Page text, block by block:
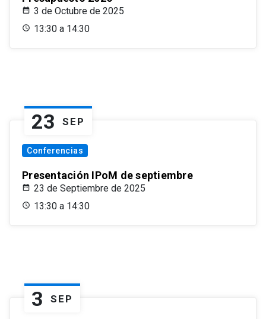
3 de Octubre de 2025
13:30 a 14:30
23 SEP
Conferencias
Presentación IPoM de septiembre
23 de Septiembre de 2025
13:30 a 14:30
3 SEP